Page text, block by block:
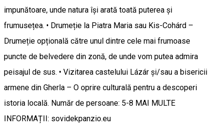
impunătoare, unde natura își arată toată puterea și
frumusețea. • Drumeție la Piatra Maria sau Kis-Cohárd –
Drumeție opțională către unul dintre cele mai frumoase
puncte de belvedere din zonă, de unde vom putea admira
peisajul de sus. • Vizitarea castelului Lázár și/sau a bisericii
armene din Gherla – O oprire culturală pentru a descoperi
istoria locală. Număr de persoane: 5-8 MAI MULTE
INFORMAȚII: sovidekpanzio.eu